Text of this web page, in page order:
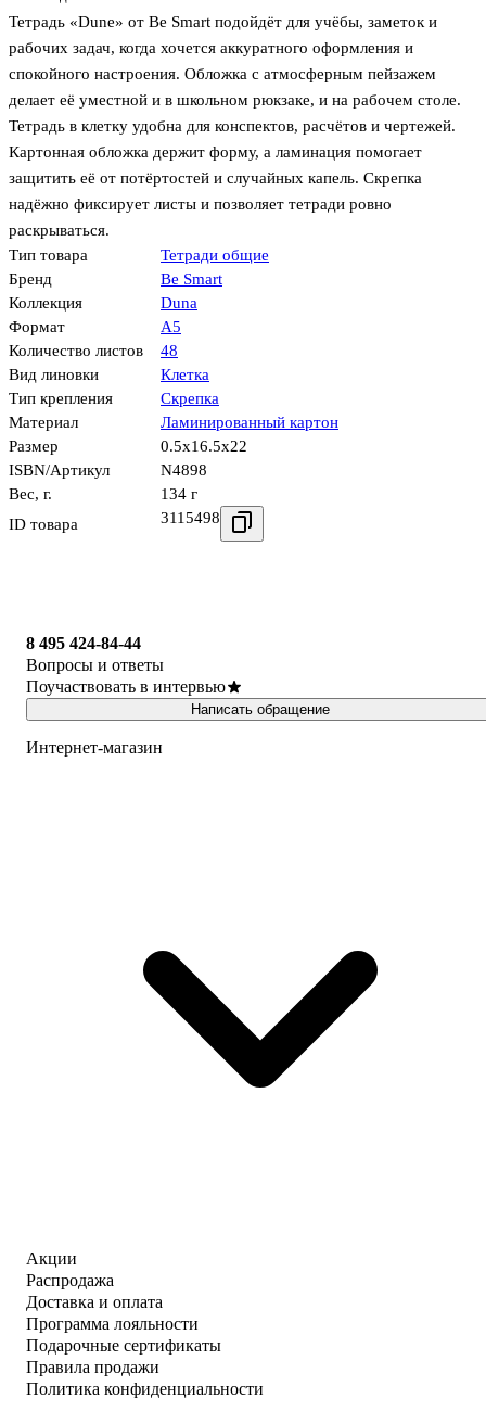
Тетрадь «Dune» от Be Smart подойдёт для учёбы, заметок и
рабочих задач, когда хочется аккуратного оформления и
спокойного настроения. Обложка с атмосферным пейзажем
делает её уместной и в школьном рюкзаке, и на рабочем столе.
Тетрадь в клетку удобна для конспектов, расчётов и чертежей.
Картонная обложка держит форму, а ламинация помогает
защитить её от потёртостей и случайных капель. Скрепка
надёжно фиксирует листы и позволяет тетради ровно
раскрываться.
Тип товара
Тетради общие
Бренд
Be Smart
Коллекция
Duna
Формат
А5
Количество листов
48
Вид линовки
Клетка
Тип крепления
Скрепка
Материал
Ламинированный картон
Размер
0.5x16.5x22
ISBN/Артикул
N4898
Вес, г.
134 г
ID товара
3115498
8 495 424-84-44
Вопросы и ответы
Поучаствовать в интервью
Написать обращение
Интернет-магазин
Акции
Распродажа
Доставка и оплата
Программа лояльности
Подарочные сертификаты
Правила продажи
Политика конфиденциальности